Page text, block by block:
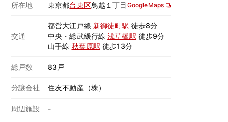
所在地 東京都台東区鳥越１丁目 GoogleMaps
交通
都営大江戸線 新御徒町駅 徒歩8分
中央・総武緩行線浅草橋駅 徒歩9分
山手線 秋葉原駅 徒歩13分
総戸数 83戸
分譲会社 住友不動産（株）
周辺施設 -